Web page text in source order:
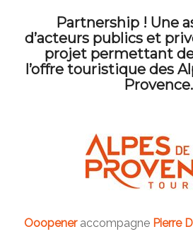
Partnership ! Une
d’acteurs publics et
projet permettant
l’offre touristique des
Provence.
Ooopeneraccompagne Pierre